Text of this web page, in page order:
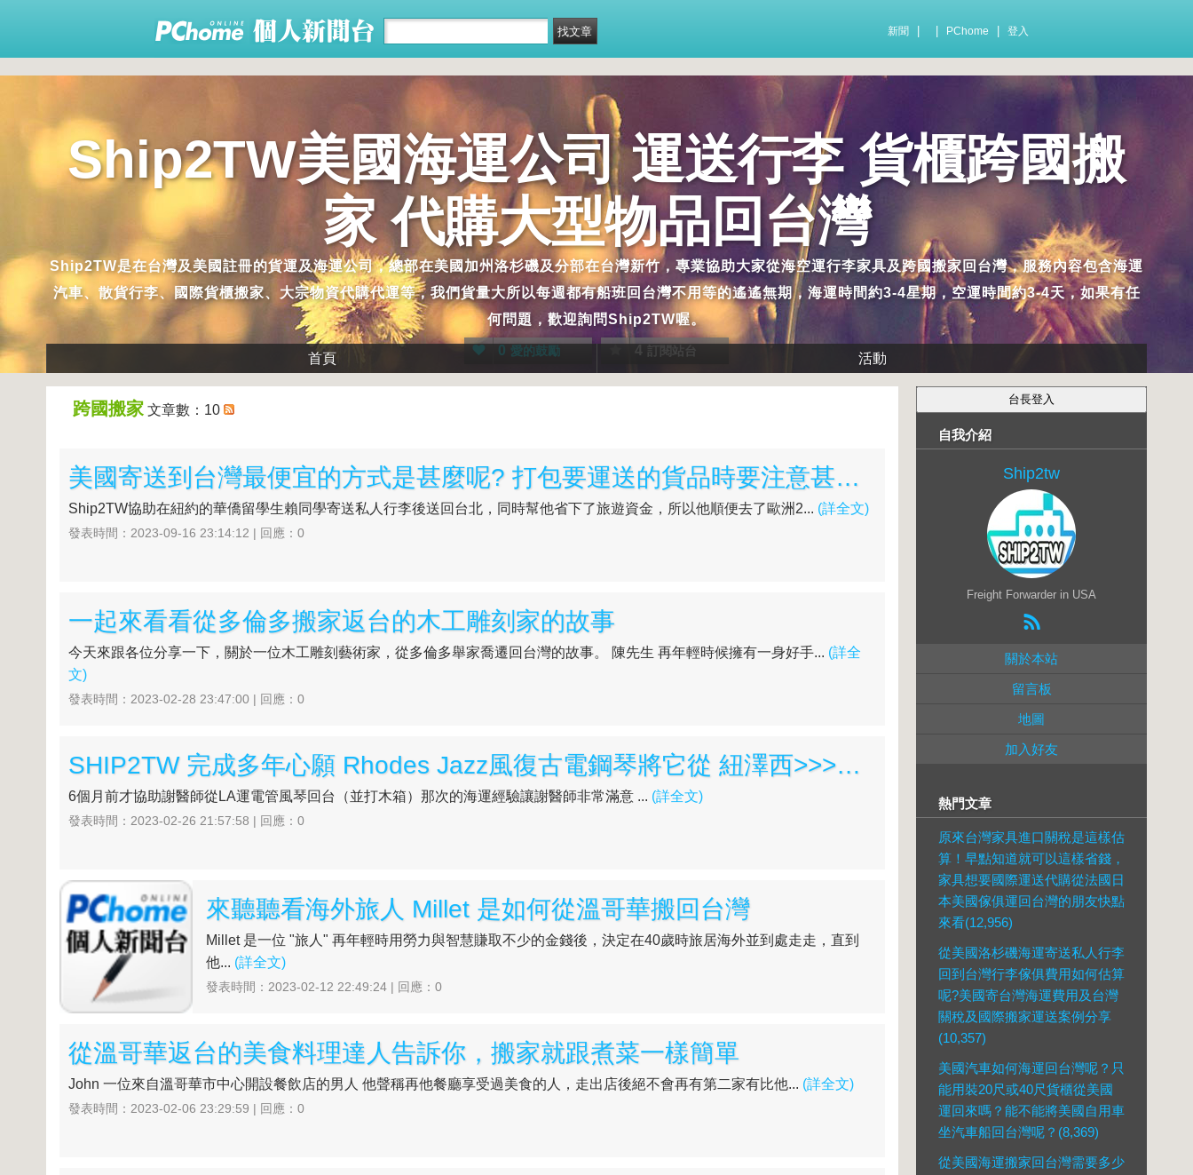
新聞 PChome 登入
Ship2TW美國海運公司 運送行李 貨櫃跨國搬
家 代購大型物品回台灣
Ship2TW是在台灣及美國註冊的貨運及海運公司，總部在美國加州洛杉磯及分部在台灣新竹，專業協助大家從海空運行李家具及跨國搬家回台灣，服務內容包含海運
汽車、散貨行李、國際貨櫃搬家、大宗物資代購代運等，我們貨量大所以每週都有船班回台灣不用等的遙遙無期，海運時間約3-4星期，空運時間約3-4天，如果有任
何問題，歡迎詢問Ship2TW喔。
0 愛的鼓勵 4 訂閱站台
首頁 活動
跨國搬家 文章數：10
美國寄送到台灣最便宜的方式是甚麼呢? 打包要運送的貨品時要注意甚麼呢? 如何省錢又安全呢?
Ship2TW協助在紐約的華僑留學生賴同學寄送私人行李後送回台北，同時幫他省下了旅遊資金，所以他順便去了歐洲2... (詳全文)
發表時間：2023-09-16 23:14:12 | 回應：0
一起來看看從多倫多搬家返台的木工雕刻家的故事
今天來跟各位分享一下，關於一位木工雕刻藝術家，從多倫多舉家喬遷回台灣的故事。 陳先生 再年輕時候擁有一身好手... (詳全
文)
發表時間：2023-02-28 23:47:00 | 回應：0
SHIP2TW 完成多年心願 Rhodes Jazz風復古電鋼琴將它從 紐澤西>>>空運回台南
6個月前才協助謝醫師從LA運電管風琴回台（並打木箱）那次的海運經驗讓謝醫師非常滿意 ... (詳全文)
發表時間：2023-02-26 21:57:58 | 回應：0
來聽聽看海外旅人 Millet 是如何從溫哥華搬回台灣
Millet 是一位 "旅人" 再年輕時用勞力與智慧賺取不少的金錢後，決定在40歲時旅居海外並到處走走，直到
他... (詳全文)
發表時間：2023-02-12 22:49:24 | 回應：0
從溫哥華返台的美食料理達人告訴你，搬家就跟煮菜一樣簡單
John 一位來自溫哥華市中心開設餐飲店的男人 他聲稱再他餐廳享受過美食的人，走出店後絕不會再有第二家有比他... (詳全文)
發表時間：2023-02-06 23:29:59 | 回應：0
自我介紹
Ship2tw
Freight Forwarder in USA
關於本站
留言板
地圖
加入好友
熱門文章
原來台灣家具進口關稅是這樣估
算！早點知道就可以這樣省錢，
家具想要國際運送代購從法國日
本美國傢俱運回台灣的朋友快點
來看(12,956)
從美國洛杉磯海運寄送私人行李
回到台灣行李傢俱費用如何估算
呢?美國寄台灣海運費用及台灣
關稅及國際搬家運送案例分享
(10,357)
美國汽車如何海運回台灣呢？只
能用裝20尺或40尺貨櫃從美國
運回來嗎？能不能將美國自用車
坐汽車船回台灣呢？(8,369)
從美國海運搬家回台灣需要多少